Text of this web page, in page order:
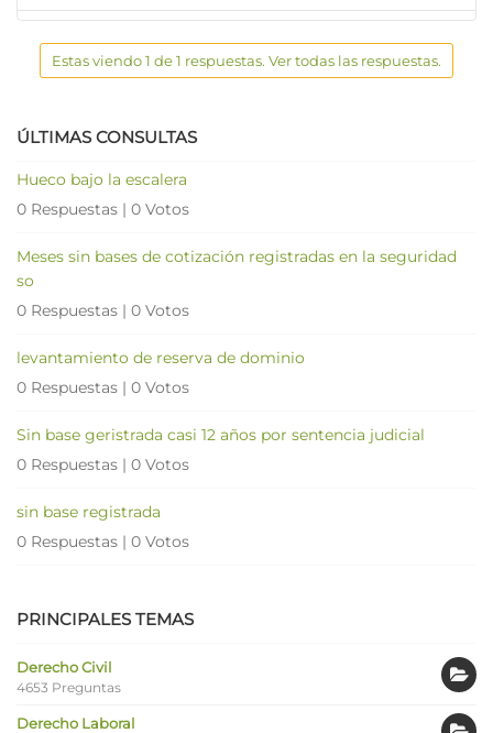
Estas viendo 1 de 1 respuestas. Ver todas las respuestas.
ÚLTIMAS CONSULTAS
Hueco bajo la escalera
0 Respuestas | 0 Votos
Meses sin bases de cotización registradas en la seguridad
so
0 Respuestas | 0 Votos
levantamiento de reserva de dominio
0 Respuestas | 0 Votos
Sin base geristrada casi 12 años por sentencia judicial
0 Respuestas | 0 Votos
sin base registrada
0 Respuestas | 0 Votos
PRINCIPALES TEMAS
Derecho Civil
4653 Preguntas
Derecho Laboral